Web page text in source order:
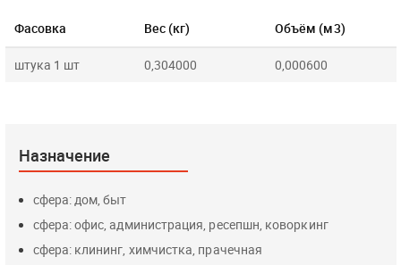
Фасовка Вес (кг) Объём (м3)
штука 1 шт 0,304000 0,000600
Назначение
сфера: дом, быт
сфера: офис, администрация, ресепшн, коворкинг
сфера: клининг, химчистка, прачечная